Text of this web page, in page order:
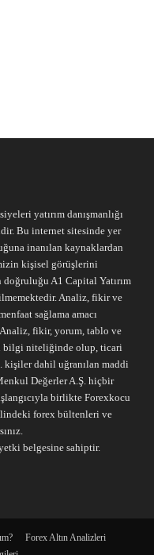
yatırım danışmanlığı
Bu internet sitesinde yer
inanılan kaynaklardan
kişisel görüşlerini
A1 Capital Yatırım
Analiz, fikir ve
sağlama amacı
fikir, yorum, tablo ve
bilgi niteliğinde olup, ticari
kişiler dahil uğranılan maddi
Değerler A.Ş. hiçbir
birlikte Forexkocu
forex bültenleri ve
belgesine sahiptir.
Forex Altın Analizleri